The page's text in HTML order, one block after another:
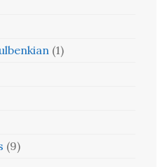
(1)
(9)